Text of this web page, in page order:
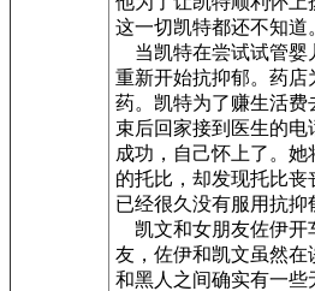
这一切凯特都还不知道
当凯特在尝试试管婴
重新开始抗抑郁。药店
药。凯特为了赚生活
束后回家接到医生的
成功，自己怀上了。
的托比，却发现托比
已经很久没有服用抗抑
凯文和女朋友佐伊开
友，佐伊和凯文虽然在
和黑人之间确实有一